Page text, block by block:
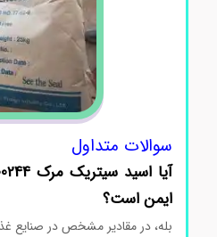
سوالات متداول
ایمن است؟
بله، در مقادیر مشخص در صنایع